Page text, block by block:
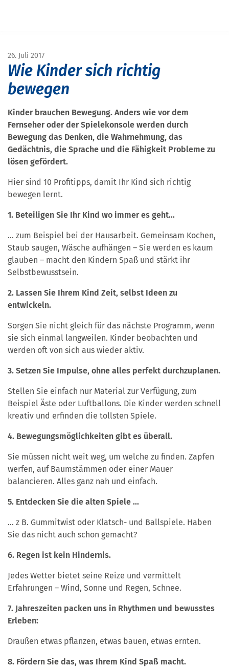
26. Juli 2017
Wie Kinder sich richtig
bewegen
Kinder brauchen Bewegung. Anders wie vor dem
Fernseher oder der Spielekonsole werden durch
Bewegung das Denken, die Wahrnehmung, das
Gedächtnis, die Sprache und die Fähigkeit Probleme zu
lösen gefördert.
Hier sind 10 Profitipps, damit Ihr Kind sich richtig
bewegen lernt.
1. Beteiligen Sie Ihr Kind wo immer es geht...
... zum Beispiel bei der Hausarbeit. Gemeinsam Kochen,
Staub saugen, Wäsche aufhängen – Sie werden es kaum
glauben – macht den Kindern Spaß und stärkt ihr
Selbstbewusstsein.
2. Lassen Sie Ihrem Kind Zeit, selbst Ideen zu
entwickeln.
Sorgen Sie nicht gleich für das nächste Programm, wenn
sie sich einmal langweilen. Kinder beobachten und
werden oft von sich aus wieder aktiv.
3. Setzen Sie Impulse, ohne alles perfekt durchzuplanen.
Stellen Sie einfach nur Material zur Verfügung, zum
Beispiel Äste oder Luftballons. Die Kinder werden schnell
kreativ und erfinden die tollsten Spiele.
4. Bewegungsmöglichkeiten gibt es überall.
Sie müssen nicht weit weg, um welche zu finden. Zapfen
werfen, auf Baumstämmen oder einer Mauer
balancieren. Alles ganz nah und einfach.
5. Entdecken Sie die alten Spiele ...
... z B. Gummitwist oder Klatsch- und Ballspiele. Haben
Sie das nicht auch schon gemacht?
6. Regen ist kein Hindernis.
Jedes Wetter bietet seine Reize und vermittelt
Erfahrungen – Wind, Sonne und Regen, Schnee.
7. Jahreszeiten packen uns in Rhythmen und bewusstes
Erleben:
Draußen etwas pflanzen, etwas bauen, etwas ernten.
8. Fördern Sie das, was Ihrem Kind Spaß macht.